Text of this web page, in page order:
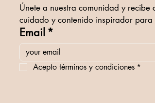
Únete a nuestra comunidad y recibe
cuidado y contenido inspirador
Email *
Acepto términos y condiciones *